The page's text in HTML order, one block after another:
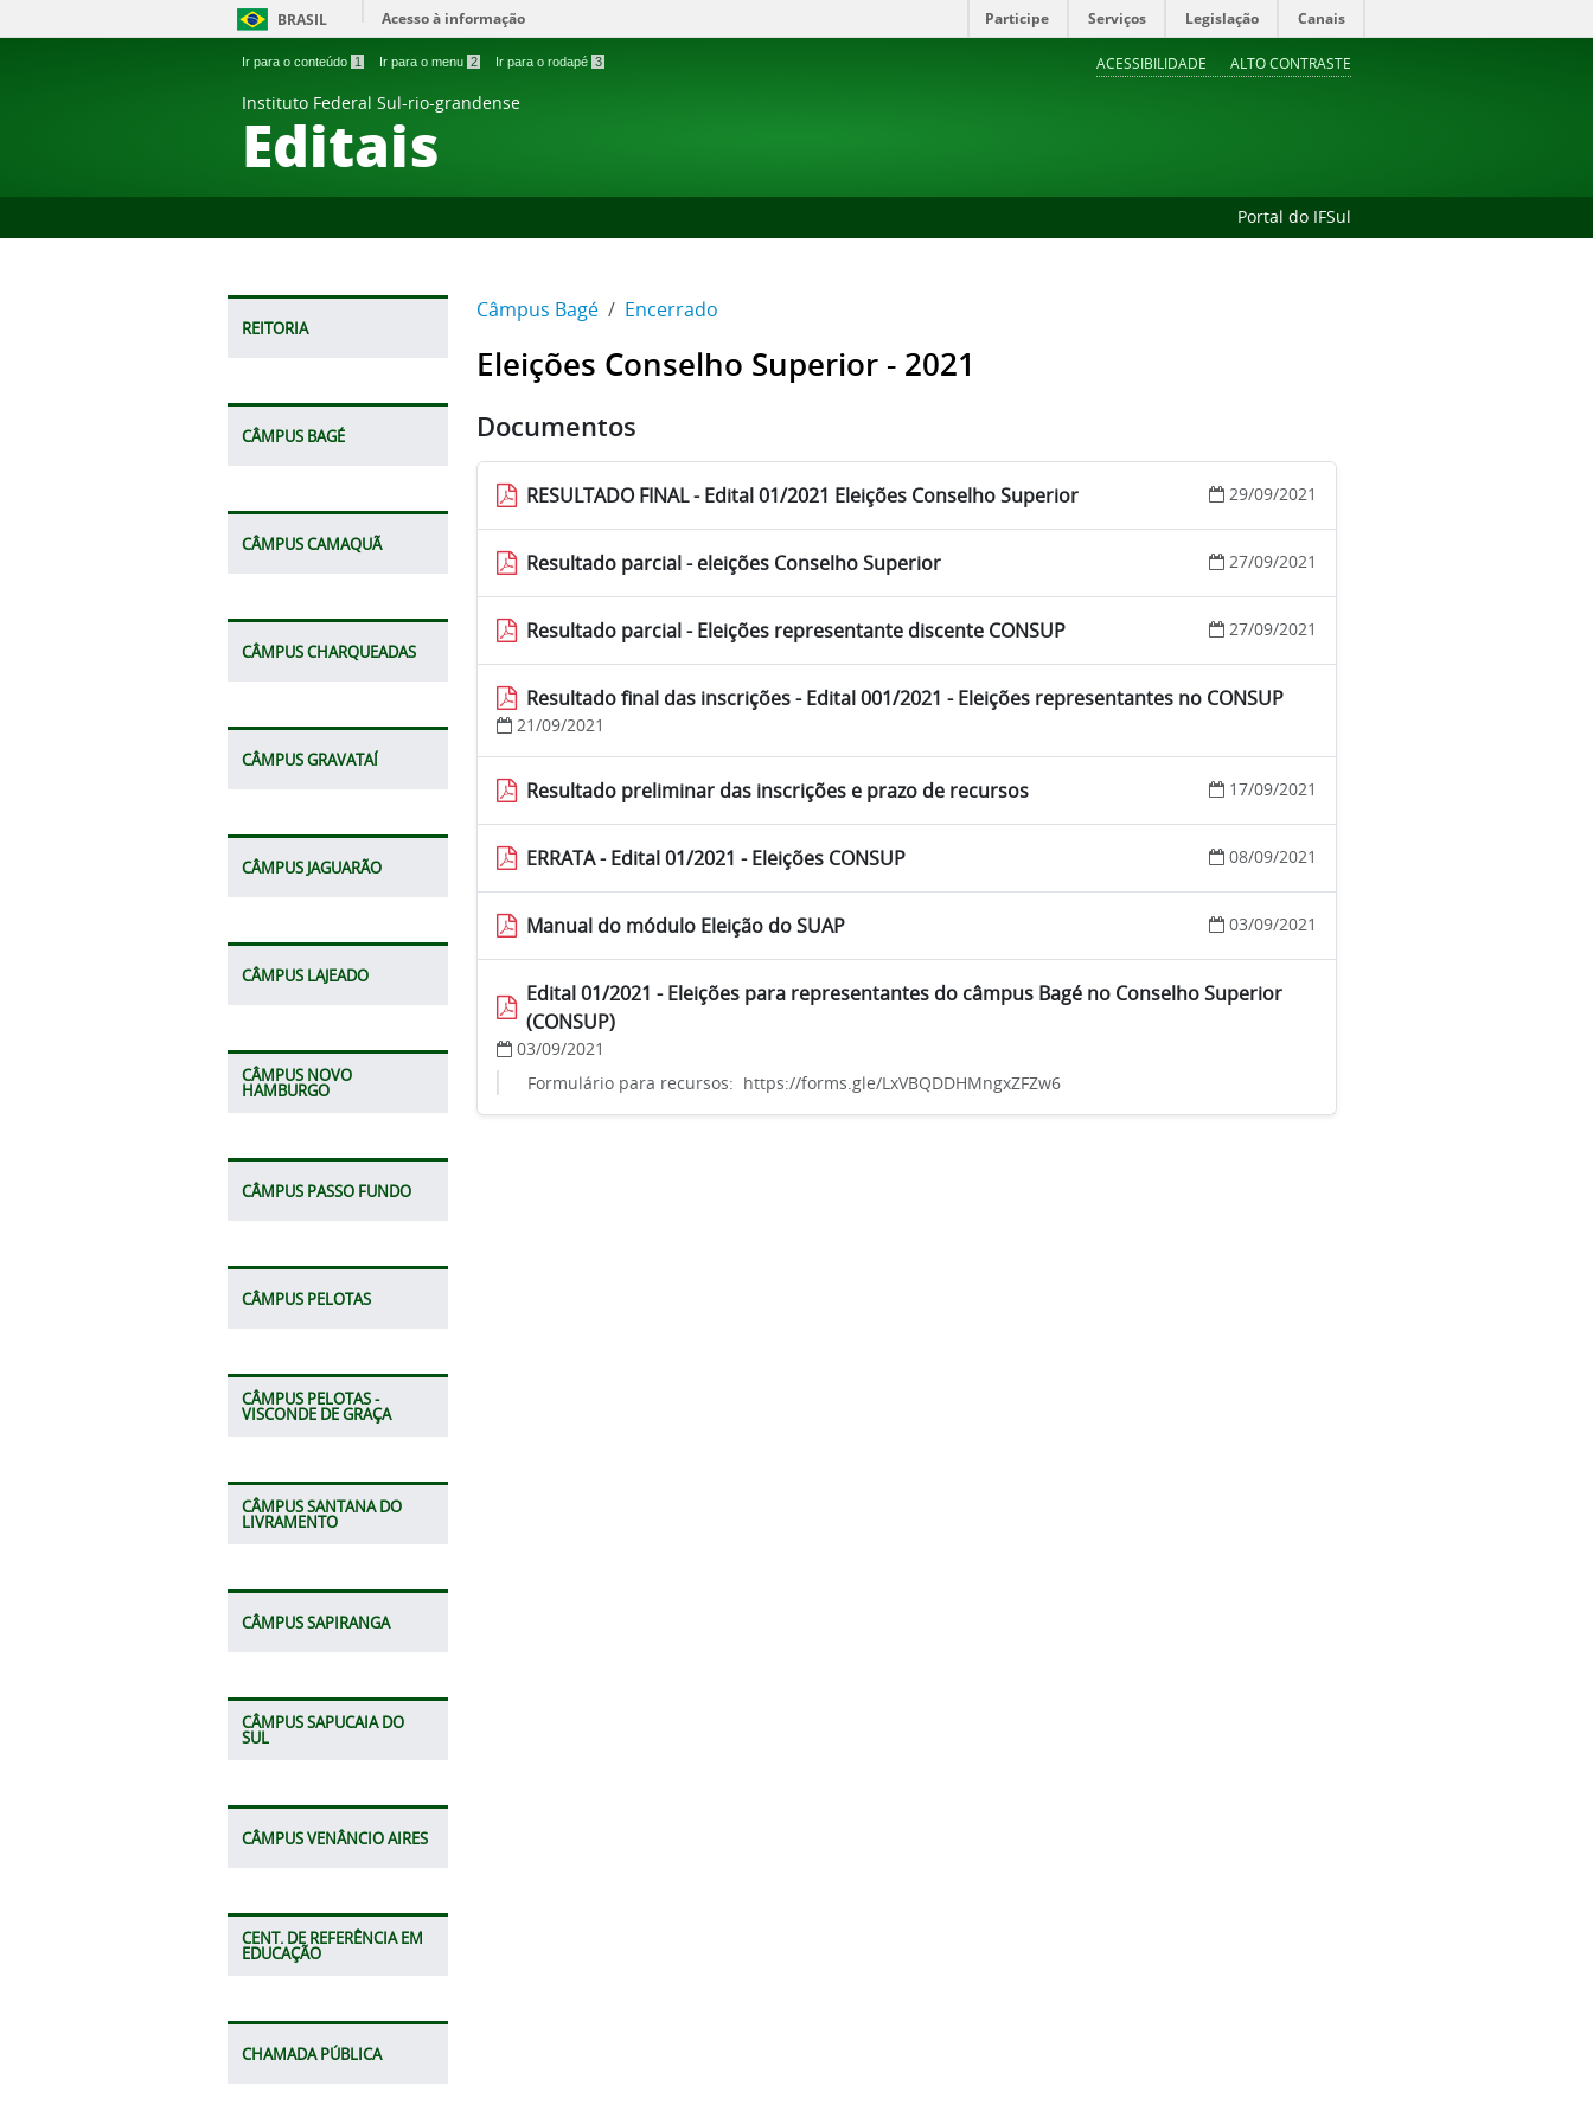
BRASIL Acesso à informação Participe Serviços Legislação Canais
Ir para o conteúdo 1 Ir para o menu 2 Ir para o rodapé 3 ACESSIBILIDADE ALTO CONTRASTE
Instituto Federal Sul-rio-grandense
Editais
Portal do IFSul
REITORIA
CÂMPUS BAGÉ
CÂMPUS CAMAQUÃ
CÂMPUS CHARQUEADAS
CÂMPUS GRAVATAÍ
CÂMPUS JAGUARÃO
CÂMPUS LAJEADO
CÂMPUS NOVO
HAMBURGO
CÂMPUS PASSO FUNDO
CÂMPUS PELOTAS
CÂMPUS PELOTAS -
VISCONDE DE GRAÇA
CÂMPUS SANTANA DO
LIVRAMENTO
CÂMPUS SAPIRANGA
CÂMPUS SAPUCAIA DO
SUL
CÂMPUS VENÂNCIO AIRES
CENT. DE REFERÊNCIA EM
EDUCAÇÃO
CHAMADA PÚBLICA
Câmpus Bagé Encerrado
Eleições Conselho Superior - 2021
Documentos
RESULTADO FINAL - Edital 01/2021 Eleições Conselho Superior 29/09/2021
Resultado parcial - eleições Conselho Superior 27/09/2021
Resultado parcial - Eleições representante discente CONSUP 27/09/2021
Resultado final das inscrições - Edital 001/2021 - Eleições representantes no CONSUP
21/09/2021
Resultado preliminar das inscrições e prazo de recursos 17/09/2021
ERRATA - Edital 01/2021 - Eleições CONSUP 08/09/2021
Manual do módulo Eleição do SUAP 03/09/2021
Edital 01/2021 - Eleições para representantes do câmpus Bagé no Conselho Superior
(CONSUP)
03/09/2021
Formulário para recursos: https://forms.gle/LxVBQDDHMngxZFZw6